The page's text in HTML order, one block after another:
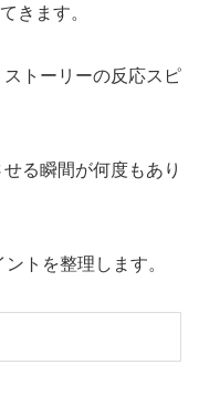
きます。
トーリーの反応スピ
る瞬間が何度もあり
トを整理します。